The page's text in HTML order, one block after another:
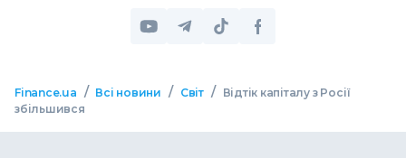
Finance.ua / Всі новини / Світ /
Відтік капіталу з Росії
збільшився